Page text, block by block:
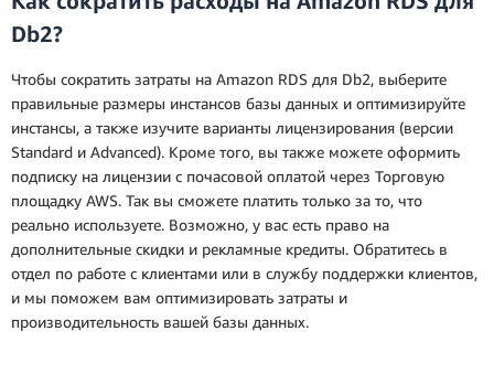
Db2?
Чтобы сократить затраты на Amazon RDS для Db2, выберите
правильные размеры инстансов базы данных и оптимизируйте
инстансы, а также изучите варианты лицензирования (версии
Standard и Advanced). Кроме того, вы также можете оформить
подписку на лицензии с почасовой оплатой через Торговую
площадку AWS. Так вы сможете платить только за то, что
реально используете. Возможно, у вас есть право на
дополнительные скидки и рекламные кредиты. Обратитесь в
отдел по работе с клиентами или в службу поддержки клиентов,
и мы поможем вам оптимизировать затраты и
производительность вашей базы данных.